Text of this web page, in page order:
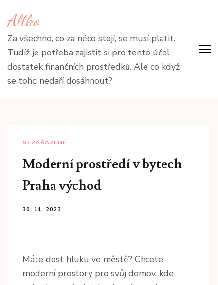
na
obsah
(stiskněte
Enter)
Allko
Za všechno, co za něco stojí, se musí platit.
Tudíž je potřeba zajistit si pro tento účel
dostatek finančních prostředků. Ale co když
se toho nedaří dosáhnout?
NEZAŘAZENÉ
Moderní prostředí v bytech
Praha východ
30. 11. 2023
Máte dost hluku ve městě? Chcete
moderní prostory pro svůj domov, kde